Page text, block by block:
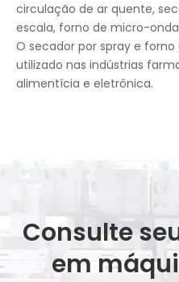
circulação de ar quente,
escala, forno de micro-
O secador por spray e
utilizado nas indústrias
alimentícia e eletrônica.
Consulte
em